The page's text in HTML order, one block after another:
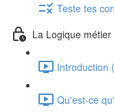
Teste tes
La Logique
Introduction
Qu'est-ce